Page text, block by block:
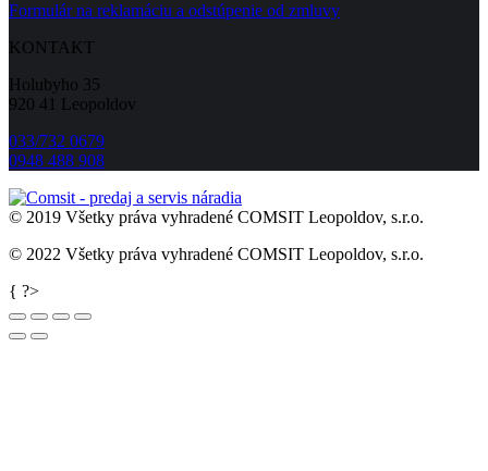
Formulár na reklamáciu a odstúpenie od zmluvy
KONTAKT
Holubyho 35
920 41 Leopoldov
033/732 0679
0948 488 908
© 2019 Všetky práva vyhradené COMSIT Leopoldov, s.r.o.
© 2022 Všetky práva vyhradené COMSIT Leopoldov, s.r.o.
Go
to
Top
{ ?>